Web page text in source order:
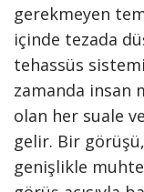
gerekmeyen
içinde tezada
tehassüs
zamanda insan
olan her suale
gelir. Bir
genişlikle